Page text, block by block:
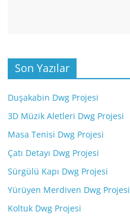
Son Yazılar
Duşakabin Dwg Projesi
3D Müzik Aletleri Dwg Projesi
Masa Tenisi Dwg Projesi
Çatı Detayı Dwg Projesi
Sürgülü Kapı Dwg Projesi
Yürüyen Merdiven Dwg Projesi
Koltuk Dwg Projesi